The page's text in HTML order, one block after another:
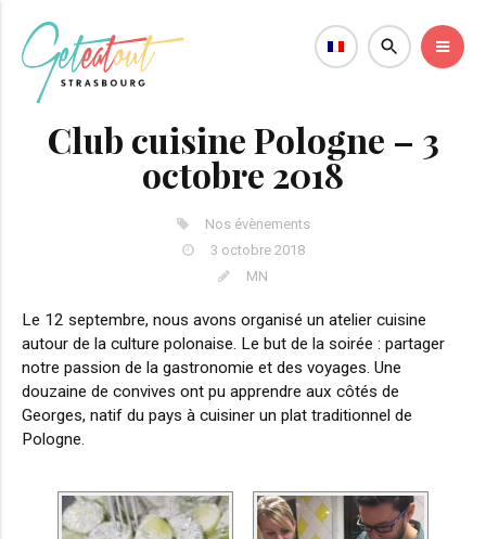
Club cuisine Pologne – 3
octobre 2018
Nos évènements
3 octobre 2018
MN
Le 12 septembre, nous avons organisé un atelier cuisine
autour de la culture polonaise. Le but de la soirée : partager
notre passion de la gastronomie et des voyages. Une
douzaine de convives ont pu apprendre aux côtés de
Georges, natif du pays à cuisiner un plat traditionnel de
Pologne.